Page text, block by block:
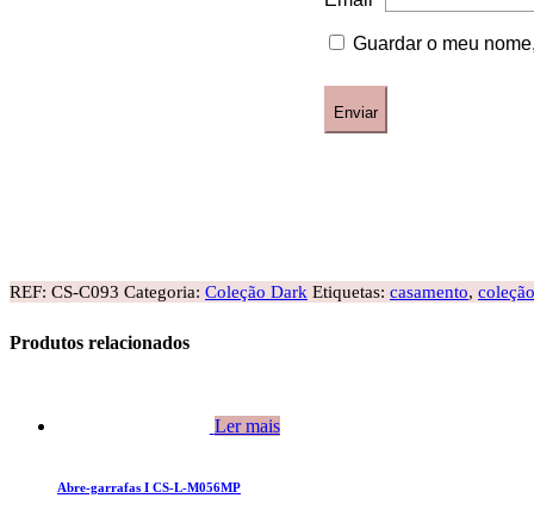
Guardar o meu
REF: CS-C093 Categoria: Coleção Dark Etiquetas: casamento,
Produtos relacionados
Ler mais
Abre-garrafas I CS-L-M056MP